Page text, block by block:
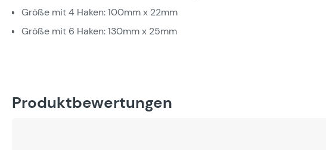
Größe mit 4 Haken: 100mm x 22mm
Größe mit 6 Haken: 130mm x 25mm
Produktbewertungen